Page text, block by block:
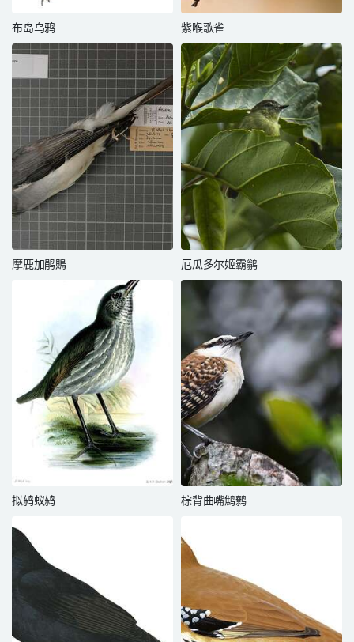
布岛乌鸦 紫喉歌雀
摩鹿加鹃鵙 厄瓜多尔姬霸鹟
拟鸫蚁鸫 棕背曲嘴鹪鹩